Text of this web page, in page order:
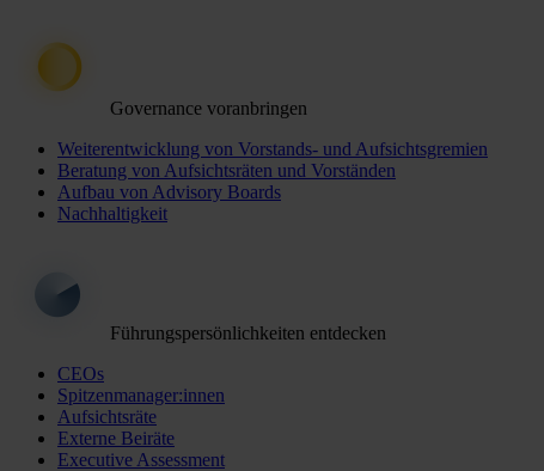
Governance voranbringen
Weiterentwicklung von Vorstands- und Aufsichtsgremien
Beratung von Aufsichtsräten und Vorständen
Aufbau von Advisory Boards
Nachhaltigkeit
Führungspersönlichkeiten entdecken
CEOs
Spitzenmanager:innen
Aufsichtsräte
Externe Beiräte
Executive Assessment